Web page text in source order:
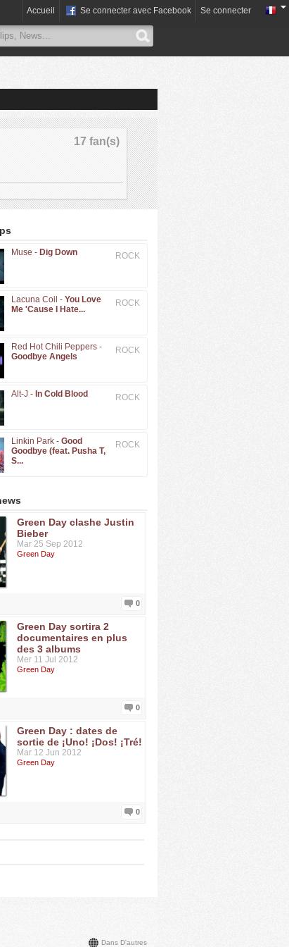
Accueil Se connecter avec Facebook Se connecter
17 fan(s)
ROCK
Muse - Dig Down
ROCK
Lacuna Coil - You Love
Me 'Cause I Hate...
ROCK
Red Hot Chili Peppers -
Goodbye Angels
ROCK
Alt-J - In Cold Blood
ROCK
Linkin Park - Good
Goodbye (feat. Pusha T,
S...
Green Day clashe Justin
Bieber
Mar 25 Sep 2012
Green Day
0
Green Day sortira 2
documentaires en plus
des 3 albums
Mer 11 Jul 2012
Green Day
0
Green Day : dates de
sortie de ¡Uno! ¡Dos! ¡Tré!
Mar 12 Jun 2012
Green Day
0
Dans D'autres